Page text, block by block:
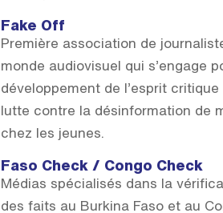
Fake Off
Première association de
monde audiovisuel qui s’engage
développement de l’esprit critique
lutte contre la désinformation de
chez les jeunes.
Faso Check / Congo Check
Médias spécialisés dans la
des faits au Burkina Faso et au